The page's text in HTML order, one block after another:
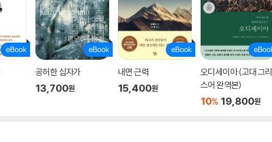
공허한 십자가
13,700원
내면 근력
15,400원
오디세이아 (고대 그리
스어 완역본)
10% 19,800원